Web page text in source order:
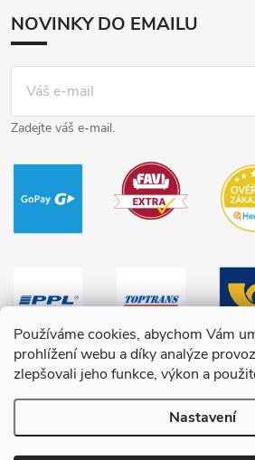
Používáme cookies, abychom Vám
prohlížení webu a díky analýze
zlepšovali jeho funkce, výkon a
Nastavení
NOVINKY DO EMAILU
Zadejte váš e-mail.